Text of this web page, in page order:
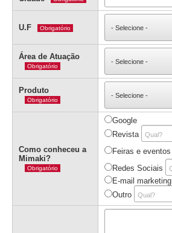
U.F Obrigatório
Área de Atuação
Obrigatório
Produto
Obrigatório
Como conheceu a
Mimaki?
Obrigatório
Google
Revista
Feiras e eventos
Redes Sociais
E-mail marketing
Outro